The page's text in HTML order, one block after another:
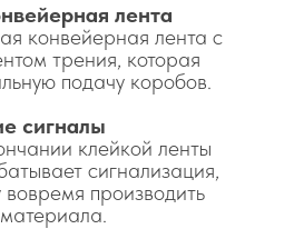
лента
конвейерная лента с
трения, которая
подачу коробов.
сигналы
клейкой ленты
сигнализация,
вовремя производить